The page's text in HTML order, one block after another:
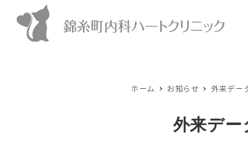
ホーム お知らせ 外来デー
外来デー